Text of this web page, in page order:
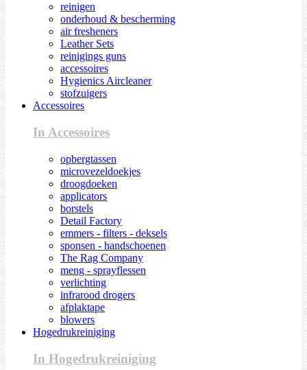
reinigen
onderhoud & bescherming
air fresheners
Leather Sets
reinigings guns
accessoires
Hygienics Aircleaner
stofzuigers
Accessoires
In Accessoires
opbergtassen
microvezeldoekjes
droogdoeken
applicators
borstels
Detail Factory
emmers - filters - deksels
sponsen - handschoenen
The Rag Company
meng - sprayflessen
verlichting
infrarood drogers
afplaktape
blowers
Hogedrukreiniging
In Hogedrukreiniging